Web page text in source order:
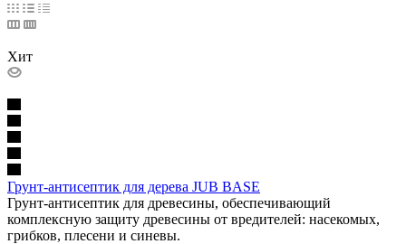
Хит
Грунт-антисептик для дерева JUB BASE
Грунт-антисептик для древесины, обеспечивающий
комплексную защиту древесины от вредителей: насекомых,
грибков, плесени и синевы.